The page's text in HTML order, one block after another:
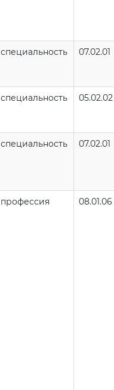
специальность 07.02.01
специальность 05.02.02
специальность 07.02.01
профессия 08.01.06